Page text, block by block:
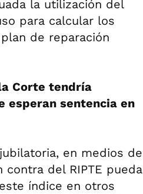
la utilización del
para calcular los
de reparación
Corte tendría
esperan sentencia en
en medios de
del RIPTE pueda
índice en otros